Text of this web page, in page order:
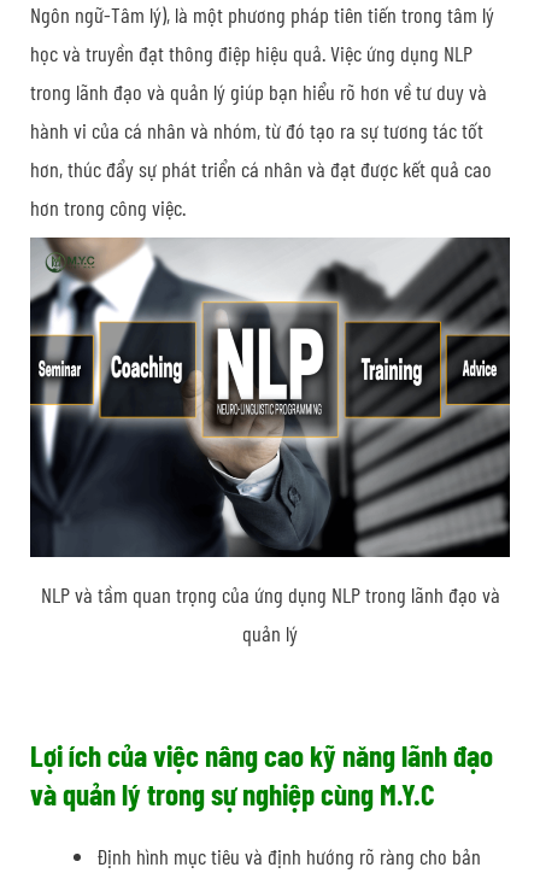
Ngôn ngữ-Tâm lý), là một phương pháp tiên tiến trong tâm lý
học và truyền đạt thông điệp hiệu quả. Việc ứng dụng NLP
trong lãnh đạo và quản lý giúp bạn hiểu rõ hơn về tư duy và
hành vi của cá nhân và nhóm, từ đó tạo ra sự tương tác tốt
hơn, thúc đẩy sự phát triển cá nhân và đạt được kết quả cao
hơn trong công việc.
NLP và tầm quan trọng của ứng dụng NLP trong lãnh đạo và
quản lý
Lợi ích của việc nâng cao kỹ năng lãnh đạo
và quản lý trong sự nghiệp cùng M.Y.C
Định hình mục tiêu và định hướng rõ ràng cho bản